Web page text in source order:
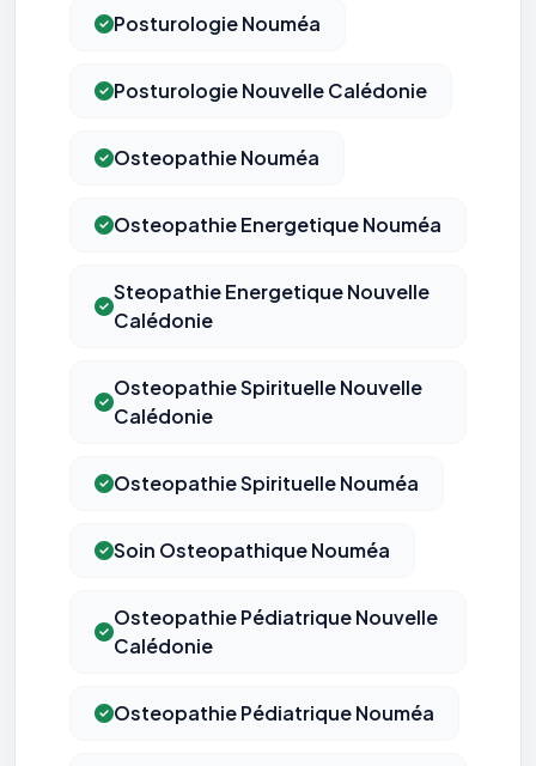
Posturologie Nouméa
Posturologie Nouvelle Calédonie
Osteopathie Nouméa
Osteopathie Energetique Nouméa
Steopathie Energetique Nouvelle
Calédonie
Osteopathie Spirituelle Nouvelle
Calédonie
Osteopathie Spirituelle Nouméa
Soin Osteopathique Nouméa
Osteopathie Pédiatrique Nouvelle
Calédonie
Osteopathie Pédiatrique Nouméa